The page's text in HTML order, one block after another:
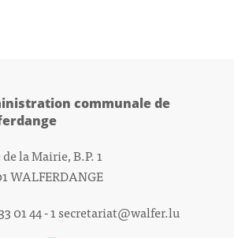
communale de
la Mairie, B.P. 1
WALFERDANGE
01 44 - 1secretariat@walfer.lu